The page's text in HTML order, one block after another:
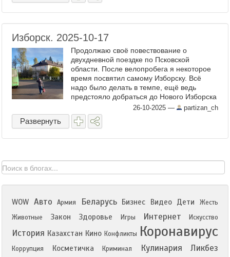
Изборск. 2025-10-17
Продолжаю своё повествование о
двухдневной поездке по Псковской
области. После велопробега я некоторое
время посвятил самому Изборску. Всё
надо было делать в темпе, ещё ведь
предстояло добраться до Нового Изборска
и там определённую программу
выполнить. Но об этом в других
публикациях ...
26-10-2025 — partizan_ch
Развернуть
WOW Авто Армия Беларусь Бизнес Видео Дети
Жесть
Животные
Закон Здоровье Игры Интернет Искусство
История Казахстан Кино Конфликты Коронавирус
Коррупция Косметичка Криминал Кулинария Ликбез